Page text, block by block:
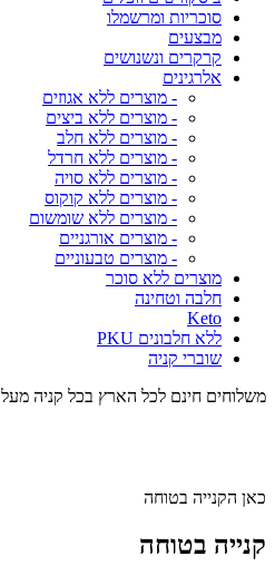
סוכריות ומרשמלו
מבצעים
קרקרים ונשנושים
אלרגינים
- מוצרים ללא אגוזים
- מוצרים ללא ביצים
- מוצרים ללא חלב
- מוצרים ללא חרדל
- מוצרים ללא סויה
- מוצרים ללא קוקוס
- מוצרים ללא שומשום
- מוצרים אורגניים
- מוצרים טבעוניים
מוצרים ללא סוכר
חלבה וטחינה
Keto
ללא חלבונים PKU
שוברי קניה
משלוחים חינם לכל הארץ בכל קניה מעל ₪300🛵
כאן הקנייה בטוחה
קנייה בטוחה